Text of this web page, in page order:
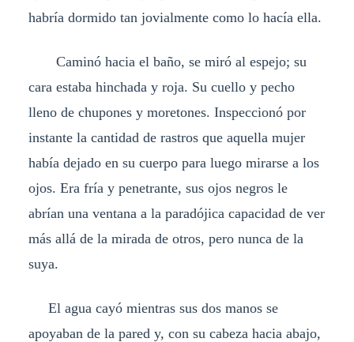
habría dormido tan jovialmente como lo hacía ella.
Caminó hacia el baño, se miró al espejo; su
cara estaba hinchada y roja. Su cuello y pecho
lleno de chupones y moretones. Inspeccionó por
instante la cantidad de rastros que aquella mujer
había dejado en su cuerpo para luego mirarse a los
ojos. Era fría y penetrante, sus ojos negros le
abrían una ventana a la paradójica capacidad de ver
más allá de la mirada de otros, pero nunca de la
suya.
El agua cayó mientras sus dos manos se
apoyaban de la pared y, con su cabeza hacia abajo,